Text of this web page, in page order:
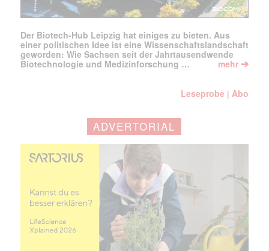
Der Biotech-Hub Leipzig hat einiges zu bieten. Aus
einer politischen Idee ist eine Wissenschaftslandschaft
geworden: Wie Sachsen seit der Jahrtausendwende
Biotechnologie und Medizinforschung …
mehr ➔
Leseprobe |Abo
ADVERTORIAL